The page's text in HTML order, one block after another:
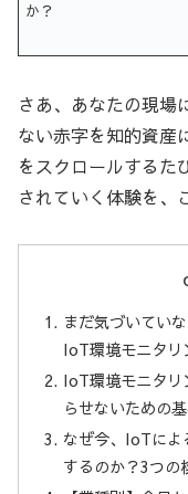
か？
さあ、あなたの現場
ない赤字を知的資産
をスクロールするた
されていく体験を、
まだ気づいてい
IoT環境モニタリ
IoT環境モニタリ
らせないための
なぜ今、IoTによ
するのか？3つの